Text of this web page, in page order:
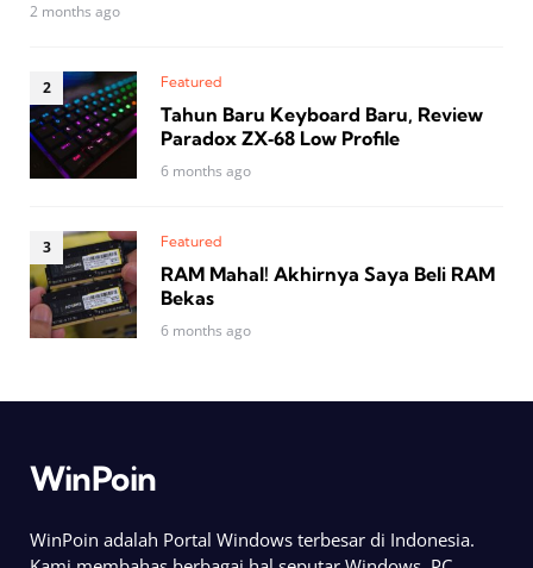
2 months ago
Featured
Tahun Baru Keyboard Baru, Review
Paradox ZX‑68 Low Profile
6 months ago
Featured
RAM Mahal! Akhirnya Saya Beli RAM
Bekas
6 months ago
WinPoin
WinPoin adalah Portal Windows terbesar di Indonesia.